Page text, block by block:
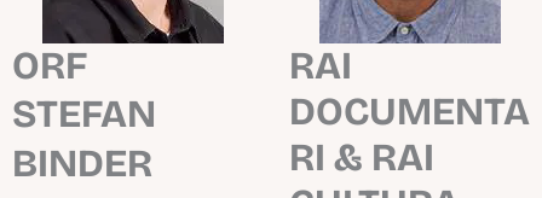
ORF
STEFAN
BINDER
RAI
DOCUMENTA
RI & RAI